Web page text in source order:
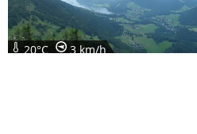
20°C 3 km/h